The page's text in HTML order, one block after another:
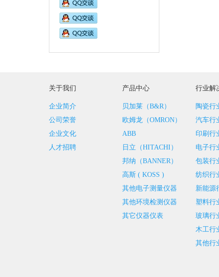
关于我们
企业简介
公司荣誉
企业文化
人才招聘
产品中心
贝加莱（B&R）
欧姆龙（OMRON）
ABB
日立（HITACHI）
邦纳（BANNER）
高斯 ( KOSS )
其他电子测量仪器
其他环境检测仪器
其它仪器仪表
行业解
陶瓷行
汽车行
印刷行
电子行
包装行
纺织行
新能源
塑料行
玻璃行
木工行
其他行